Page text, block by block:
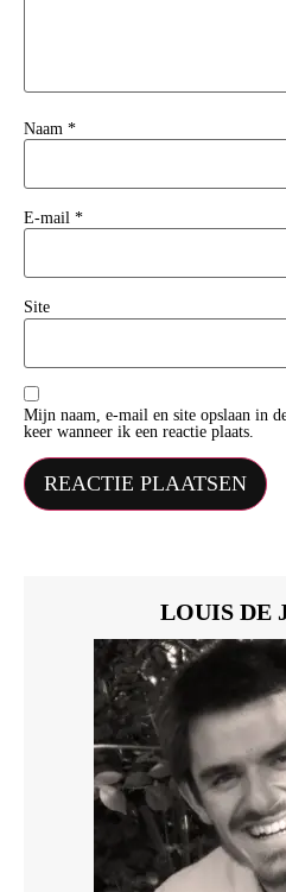
Naam *
E-mail *
Site
Mijn naam, e-mail en site opslaan in
keer wanneer ik een reactie plaats.
LOUIS DE